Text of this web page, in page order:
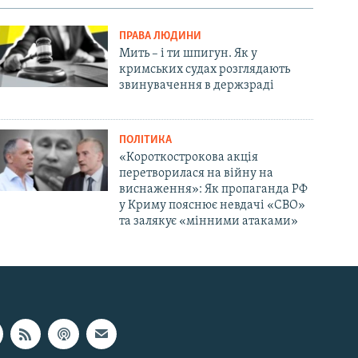
ПРАВА ЛЮДИНИ
Мить – і ти шпигун. Як у
кримських судах розглядають
звинувачення в держзраді
ПОЛІТИКА
«Короткострокова акція
перетворилася на війну на
виснаження»: Як пропаганда РФ
у Криму пояснює невдачі «СВО»
та залякує «мінними атаками»